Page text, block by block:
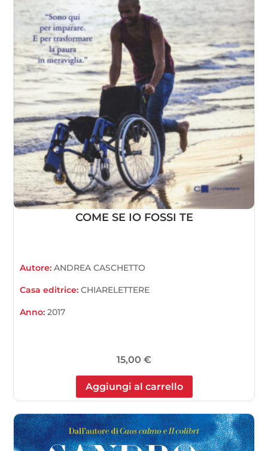
COME SE IO FOSSI TE
Autore:ANDREA CASCHETTO
Casa editrice:CHIARELETTERE
Anno:2017
15,00 €
Aggiungi al carrello